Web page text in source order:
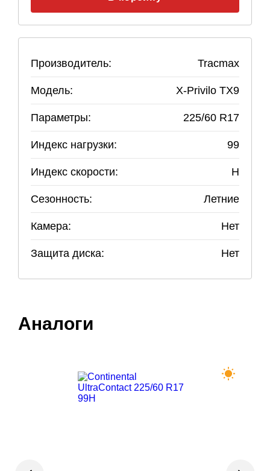
Производитель: Tracmax
Модель: X-Privilo TX9
Параметры: 225/60 R17
Индекс нагрузки: 99
Индекс скорости: H
Сезонность: Летние
Камера: Нет
Защита диска: Нет
Аналоги